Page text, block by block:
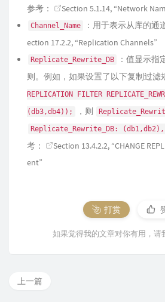
参考：
Section 5.1.14, “Network
Channel_Name ：用于表示从库的通
ection 17.2.2, “Replication Channels”
Replicate_Rewrite_DB
：值显示指
则。例如，如果设置了以下复制过滤
REPLICATION FILTER
(db3,db4)); ，则
Replicate_Rewrite_DB:
考：
Section 13.4.2.2, “CHANGE
ent”
打赏
如果觉得我的文章对你有用，请
上一篇